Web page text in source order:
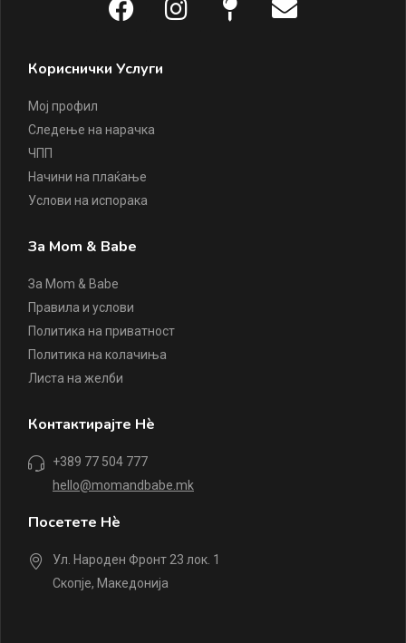
Кориснички Услуги
Мој профил
Следење на нарачка
ЧПП
Начини на плаќање
Услови на испорака
За Mom & Babe
За Mom & Babe
Правила и услови
Политика на приватност
Политика на колачиња
Листа на желби
Контактирајте Нè
+389 77 504 777
hello@momandbabe.mk
Посетете Нè
Ул. Народен Фронт 23 лок. 1
Скопје, Македонија